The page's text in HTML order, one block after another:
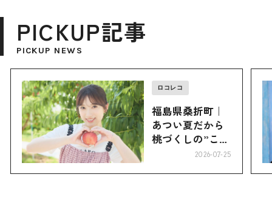
PICKUP記事
PICKUP NEWS
ロコレコ
福島県桑折町｜
あつい夏だから
桃づくしの”こお
2026-07-25